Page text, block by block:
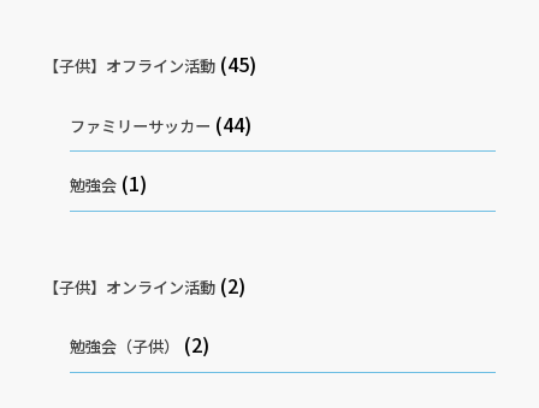
【子供】オフライン活動(45)
ファミリーサッカー (44)
勉強会 (1)
【子供】オンライン活動(2)
勉強会（子供） (2)